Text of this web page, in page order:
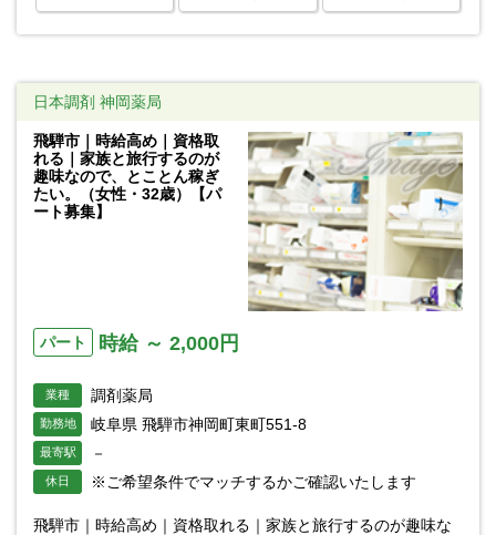
日本調剤 神岡薬局
飛騨市｜時給高め｜資格取
れる｜家族と旅行するのが
趣味なので、とことん稼ぎ
たい。（女性・32歳）【パ
ート募集】
パート 時給 ～ 2,000円
業種 調剤薬局
勤務地 岐阜県 飛騨市神岡町東町551-8
最寄駅 －
休日 ※ご希望条件でマッチするかご確認いたします
飛騨市｜時給高め｜資格取れる｜家族と旅行するのが趣味な